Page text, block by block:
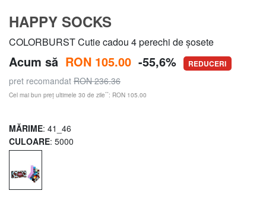
HAPPY SOCKS
COLORBURST Cutie cadou 4 perechi de șosete
Acum să RON 105.00 -55,6% REDUCERI
pret recomandat RON 236.36
Cel mai bun preț ultimele 30 de zile**: RON 105.00
MĂRIME: 41_46
CULOARE: 5000